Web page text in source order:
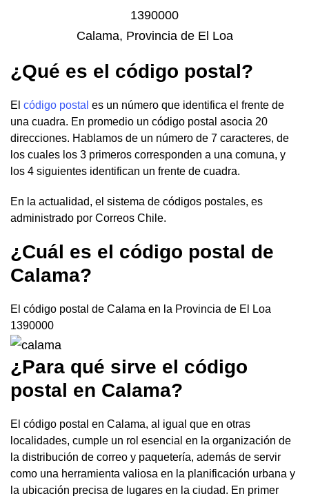
1390000
Calama, Provincia de El Loa
¿Qué es el código postal?
El código postal es un número que identifica el frente de
una cuadra. En promedio un código postal asocia 20
direcciones. Hablamos de un número de 7 caracteres, de
los cuales los 3 primeros corresponden a una comuna, y
los 4 siguientes identifican un frente de cuadra.
En la actualidad, el sistema de códigos postales, es
administrado por Correos Chile.
¿Cuál es el código postal de
Calama?
El código postal de Calama en la Provincia de El Loa
1390000
¿Para qué sirve el código
postal en Calama?
El código postal en Calama, al igual que en otras
localidades, cumple un rol esencial en la organización de
la distribución de correo y paquetería, además de servir
como una herramienta valiosa en la planificación urbana y
la ubicación precisa de lugares en la ciudad. En primer